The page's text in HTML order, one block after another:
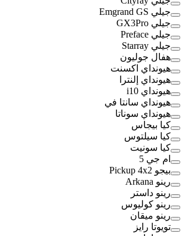
جيلي Emgrand GS
جيلي GX3Pro
جيلي Preface
جيلي Starray
هفال جوليون
هيونداي اكسنت
هيونداي إلنترا
هيونداي i10
هيونداي سانتا في
هيونداي سوناتا
كيا بيجاس
كيا سيلتوس
كيا سونيت
ام جي 5
بيجو Pickup 4x2
رينو Arkana
رينو داستر
رينو كوليوس
رينو ميقان
تويوتا رايز